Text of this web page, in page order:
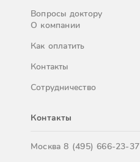
Вопросы доктору
О компании
Как оплатить
Контакты
Сотрудничество
Контакты
Москва8 (495) 666-23-37